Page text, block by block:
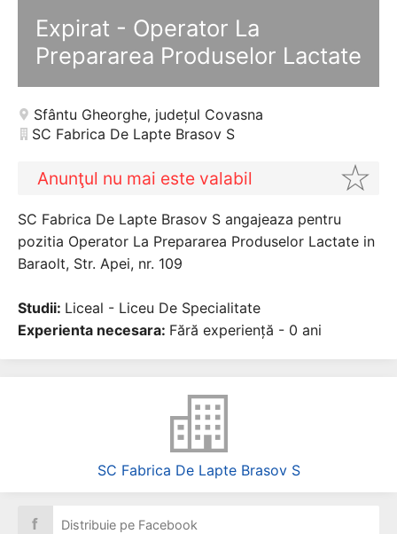
Expirat - Operator La
Prepararea Produselor Lactate
Sfântu Gheorghe, județul Covasna
SC Fabrica De Lapte Brasov S
Anunţul nu mai este valabil
SC Fabrica De Lapte Brasov S angajeaza pentru
pozitia Operator La Prepararea Produselor Lactate in
Baraolt, Str. Apei, nr. 109
Studii: Liceal - Liceu De Specialitate
Experienta necesara: Fără experiență - 0 ani
SC Fabrica De Lapte Brasov S
f Distribuie pe Facebook